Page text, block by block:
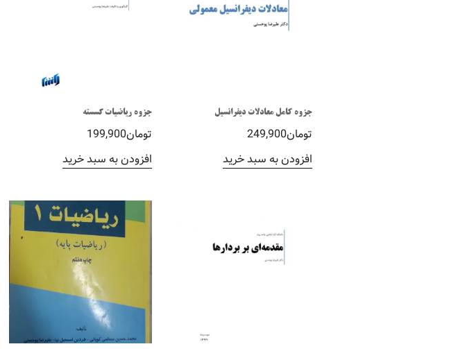
جزوه کامل معادلات دیفرانسیل
تومان249,900
افزودن به سبد خرید
جزوه ریاضیات گسسته
تومان199,900
افزودن به سبد خرید